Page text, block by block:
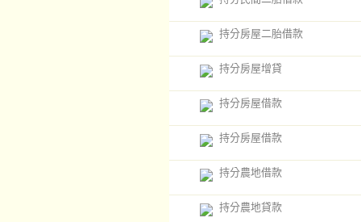
持分房屋二胎借款
持分房屋增貸
持分房屋借款
持分房屋借款
持分農地借款
持分農地貸款